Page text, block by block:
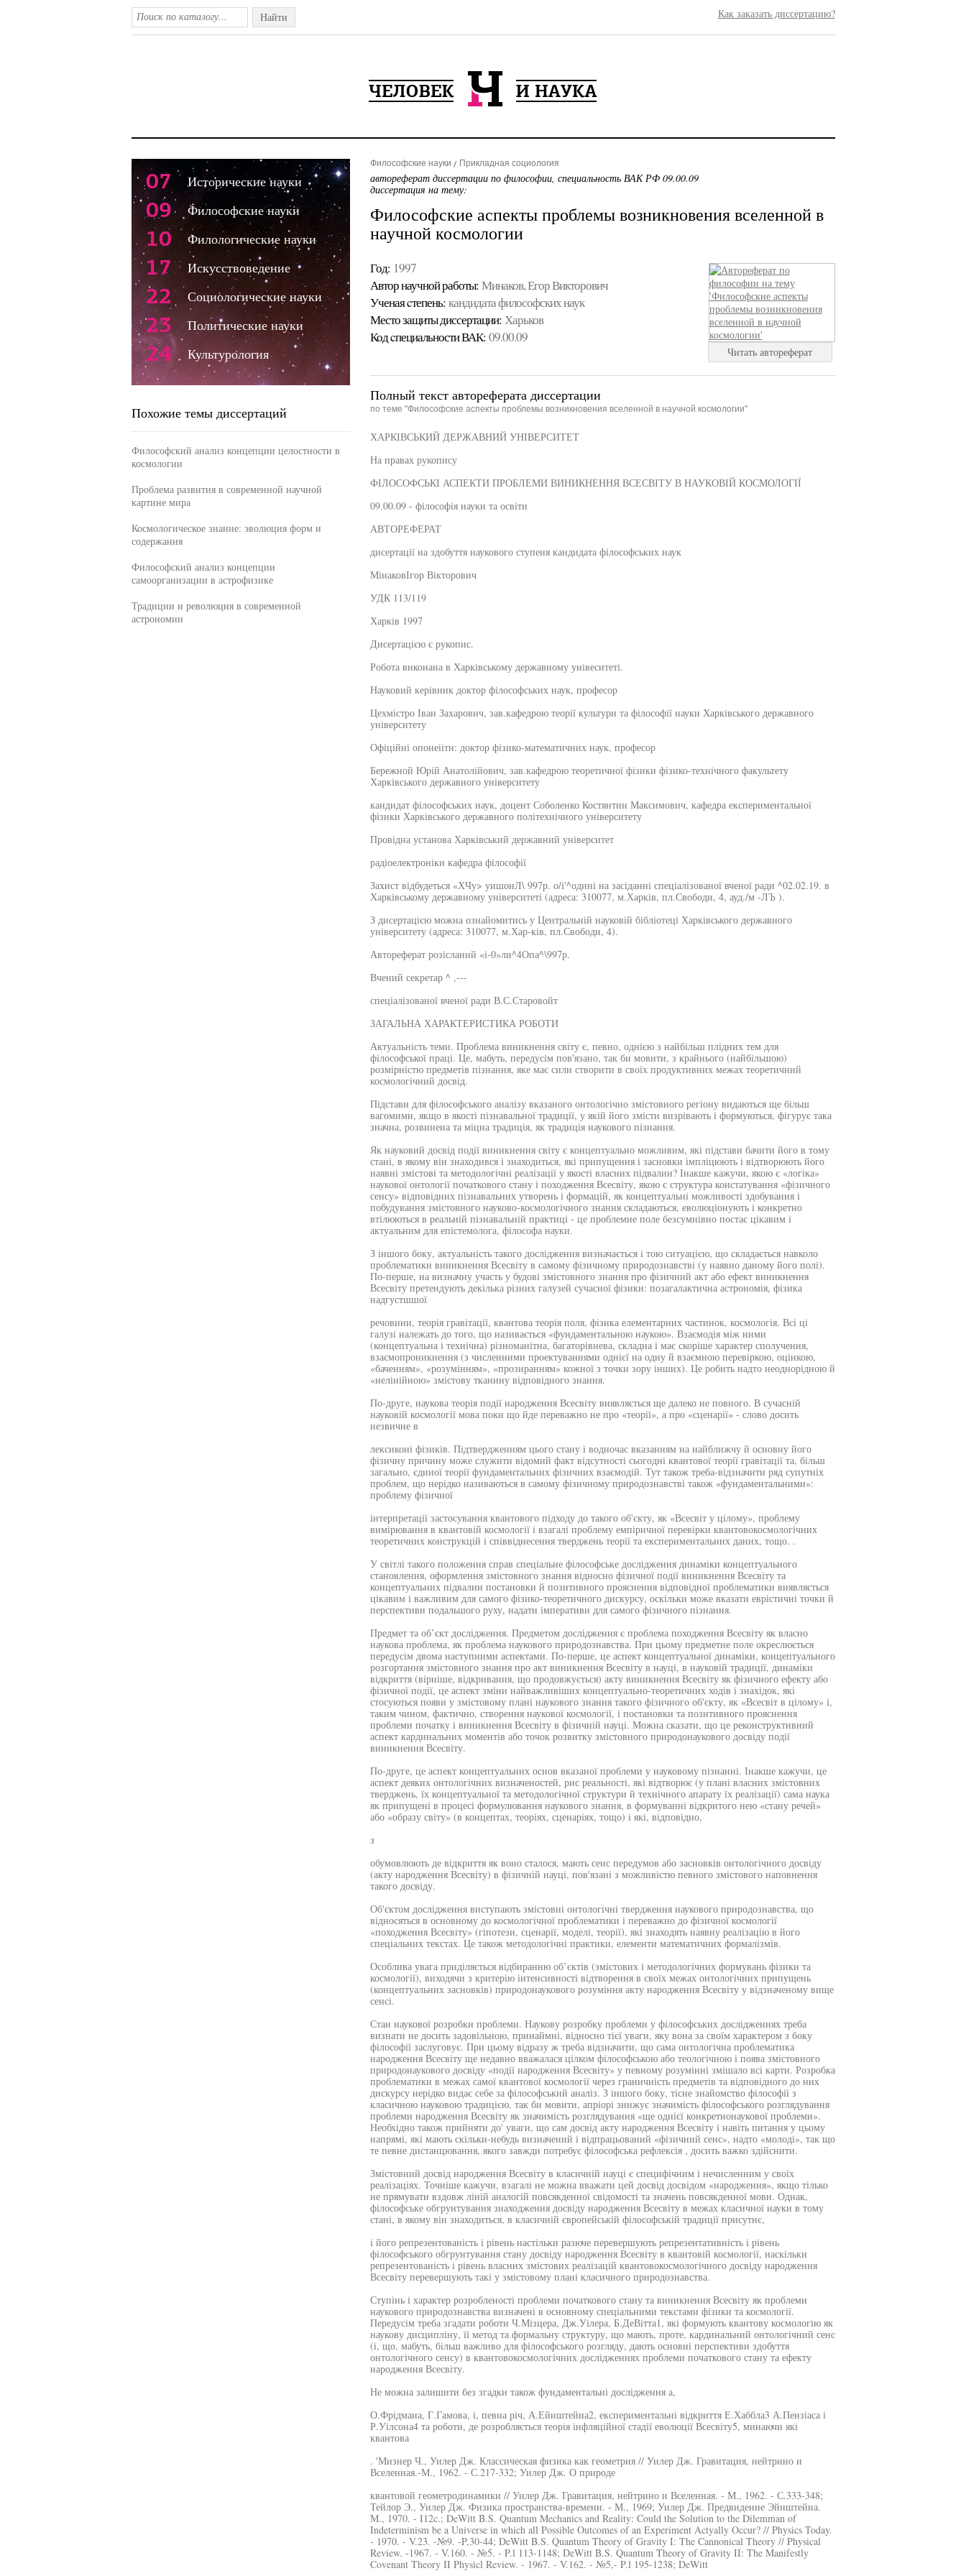
Найти Как заказать диссертацию?
Философские науки Прикладная социология
автореферат диссертации по философии, специальность ВАК РФ 09.00.09
диссертация на тему:
Философские аспекты проблемы возникновения вселенной в
научной космологии
Год: 1997
Автор научной работы: Минаков, Егор Викторович
Ученая cтепень: кандидата философских наук
Место защиты диссертации: Харьков
Код cпециальности ВАК: 09.00.09
Читать автореферат
Полный текст автореферата диссертации
по теме "Философские аспекты проблемы возникновения вселенной в научной космологии"
ХАРКІВСЬКИЙ ДЕРЖАВНИЙ УНІВЕРСИТЕТ
На правах рукопису
ФІЛОСОФСЬКІ АСПЕКТИ ПРОБЛЕМИ ВИНИКНЕННЯ ВСЕСВІТУ В НАУКОВІЙ КОСМОЛОГІЇ
09.00.09 - філософія науки та освіти
АВТОРЕФЕРАТ
дисертації на здобуття наукового ступеня кандидата філософських наук
МінаковІгор Вікторович
УДК 113/119
Харків 1997
Дисертацією є рукопис.
Робота виконана в Харківському державному унівеситеті.
Науковий керівник доктор філософських наук, професор
Цехмістро Іван Захарович, зав.кафедрою теорії культури та філософії науки Харківського державного
університету
Офіційні опонеіітн: доктор фізико-математичних наук, професор
Бережной Юрій Анатолійович, зав.кафедрою теоретичної фізики фізико-технічного факультету
Харківського державного університету
кандидат філософських наук, доцент Соболенко Костянтин Максимович, кафедра експериментальної
фізики Харківського державного політехнічного університету
Провідна установа Харківський державний університет
радіоелектроніки кафедра філософії
Захист відбудеться «ХЧу> уишонЛ\ 997р. о/і'^одині на засіданні спеціалізованої вченої ради ^02.02.19. в
Харківському державному університеті (адреса: 310077, м.Харків, пл.Свободи, 4, ауд./м -ЛЪ ).
З дисертацією можна ознайомитись у Центральній науковій бібліотеці Харківського державного
університету (адреса: 310077, м.Хар-ків, пл.Свободи, 4).
Автореферат розісланий «і-0»ли^4Опа^\997р.
Вчений секретар ^ ,---
спеціалізованої вченої ради В.С.Старовойт
ЗАГАЛЬНА ХАРАКТЕРИСТИКА РОБОТИ
Актуальність теми. Проблема виникнення світу є, певно, однією з найбільш плідних тем для
філософської праці. Це, мабуть, передусім пов'язано, так би мовити, з крайнього (найбільшою)
розмірністю предметів пізнання, яке має сили створити в своїх продуктивних межах теоретичний
космологічний досвід.
Підстави для філософського аналізу вказаного онтологічно змістовного регіону видаються ще більш
вагомими, якщо в якості пізнавальної традиції, у якій його змісти визрівають і формуються, фігурує така
значна, розвинена та міцна традиція, як традиція наукового пізнання.
Як науковий досвід події виникнення світу є концептуально можливим, які підстави бачити його в тому
стані, в якому він знаходився і знаходиться, які припущення і засновки імпліцюють і відтворюють його
наявні змістові та методологічні реалізації у якості власних підвалин? Інакше кажучи, якою є «логіка»
наукової онтології початкового стану і походження Всесвіту, якою є структура констатування «фізичного
сенсу» відповідних пізнавальних утворень і формацій, як концептуальні можливості здобування і
побудування змістовного науково-космологічного знання складаються, еволюціонують і конкретно
втілюються в реальній пізнавальній практиці - це проблемне поле безсумнівно постає цікавим і
актуальним для епістемолога, філософа науки.
З іншого боку, актуальність такого дослідження визначається і тою ситуацією, що складається навколо
проблематики виникнення Всесвіту в самому фізичному природознавстві (у наявно даному його полі).
По-перше, на визначну участь у будові змістовного знання про фізичний акт або ефект виникнення
Всесвіту претендують декілька різних галузей сучасної фізики: позагалактична астрономія, фізика
надгустшшої
речовини, теорія гравітації, квантова теорія поля, фізика елементарних частинок, космологія. Всі ці
галузі належать до того, що називається «фундаментальною наукою». Взаємодія між ними
(концептуальна і технічна) різноманітна, багаторівнева, складна і має скоріше характер сполучення,
взаємопроникнення (з численними проектуваннями однієї на одну й взаємною перевіркою, оцінкою,
«баченням», «розумінням», «прозиранням» кожної з точки зору інших). Це робить надто неоднорідною й
«нелінійною» змістову тканину відповідного знання.
По-друге, наукова теорія події народження Всесвіту виявляється ще далеко не повного. В сучасній
науковій космології мова поки що йде переважно не про «теорії», а про «сценарії» - слово досить
незвичне в
лексиконі фізиків. Підтвердженням цього стану і водночас вказанням на найближчу й основну його
фізичну причину може служити відомий факт відсутності сьогодні квантової теорії гравітації та, більш
загально, єдиної теорії фундаментальних фізичних взаємодій. Тут також треба-відзначити ряд супутніх
проблем, що нерідко називаються в самому фізичному природознавстві також «фундаментальними»:
проблему фізичної
інтерпретації застосування квантового підходу до такого об'єкту, як «Всесвіт у цілому», проблему
вимірювання в квантовій космології і взагалі проблему емпіричної перевірки квантовокосмологічних
теоретичних конструкцій і співвіднесення тверджень теорії та експериментальних даних, тощо. .
У світлі такого положення справ спеціальне філософське дослідження динаміки концептуального
становлення, оформлення змістовного знання відносно фізичної події виникнення Всесвіту та
концептуальних підвалин постановки й позитивного прояснення відповідної проблематики виявляється
цікавим і важливим для самого фізико-теоретичного дискурсу, оскільки може вказати еврістичні точки й
перспективи подальшого руху, надати імперативи для самого фізичного пізнання.
Предмет та об’єкт дослідження. Предметом дослідження є проблема походження Всесвіту як власно
наукова проблема, як проблема наукового природознавства. При цьому предметне поле окреслюється
передусім двома наступними аспектами. По-перше, це аспект концептуальної динаміки, концептуального
розгортання змістовного знання про акт виникнення Всесвіту в науці, в науковій традиції, динаміки
відкриття (вірніше, відкривання, що продовжується) акту виникнення Всесвіту як фізичного ефекту або
фізичної події, це аспект зміни найважливіших концептуально-теоретичних ходів і знахідок, які
стосуються появи у змістовому плані наукового знання такого фізичного об'єкту, як «Всесвіт в цілому» і,
таким чином, фактично, створення наукової космології, і постановки та позитивного прояснення
проблеми початку і виникнення Всесвіту в фізичній науці. Можна сказати, що це реконструктивний
аспект кардинальних моментів або точок розвитку змістовного природонаукового досвіду події
виникнення Всесвіту.
По-друге, це аспект концептуальних основ вказаної проблеми у науковому пізнанні. Інакше кажучи, це
аспект деяких онтологічних визначеностей, рис реальності, які відтворює (у плані власних змістовних
тверджень, їх концептуальної та методологічної структури й технічного апарату їх реалізації) сама наука
як припущені в процесі формулювання наукового знання, в формуванні відкритого нею «стану речей»
або «образу світу» (в концептах, теоріях, сценаріях, тощо) і які, відповідно,
з
обумовлюють де відкриття як воно сталося, мають сенс передумов або засновків онтологічного досвіду
(акту народження Всесвіту) в фізичній науці, пов'язані з можливістю певного змістового наповнення
такого досвіду.
Об'єктом дослідження виступають змістовні онтологічні твердження наукового природознавства, що
відносяться в основному до космологічної проблематики і переважно до фізичної космології
«походження Всесвіту» (гіпотези, сценарії, моделі, теорії), які знаходять наявну реалізацію в його
спеціальних текстах. Це також методологічні практики, елементи математичних формалізмів.
Особлива увага приділяється відбиранню об’єктів (змістових і методологічних формувань фізики та
космології), виходячи з критерію інтенсивності відтворення в своїх межах онтологічних припущень
(концептуальних засновків) природонаукового розуміння акту народження Всесвіту у відзначеному вище
сенсі.
Стан наукової розробки проблеми. Наукову розробку проблеми у філософських дослідженнях треба
визнати не досить задовільною, принаймні, відносно тієї уваги, яку вона за своїм характером з боку
філософії заслуговує. При цьому відразу ж треба відзначити, що сама онтологічна проблематика
народження Всесвіту ще недавно вважалася цілком філософською або теологічною і поява змістовного
природонаукового досвіду «події народження Всесвіту» у певному розумінні змішало всі карти. Розробка
проблематики в межах самої квантової космології через граничність предметів та відповідного до них
дискурсу нерідко видає себе за філософський аналіз. З іншого боку, тісне знайомство філософії з
класичною науковою традицією, так би мовити, апріорі знижує значимість філософського розглядування
проблеми народження Всесвіту як значимість розглядування «ще однієї конкретнонаукової проблеми».
Необхідно також прийняти до' уваги, що сам досвід акту народження Всесвіту і навіть питання у цьому
напрямі, які мають скільки-небудь визначений і відпрацьований «фізичний сенс», надто «молоді», так що
те певне дистанцювання, якого завжди потребує філософська рефлексія , досить важко здійснити.
Змістовний досвід народження Всесвіту в класичній науці є специфічним і нечисленним у своїх
реалізаціях. Точніше кажучи, взагалі не можна вважати цей досвід досвідом «народження», якщо тілько
не прямувати вздовж ліній аналогій повсякденної свідомості та значень повсякденної мови. Однак,
філософське обгрунтування знаходження досвіду народження Всесвіту в межах класичної науки в тому
стані, в якому він знаходиться, в класичній європейській філософській традиції присутнє,
і його репрезентованість і рівень настільки разюче перевершують репрезентативність і рівень
філософського обгрунтування стану досвіду народження Всесвіту в квантовій космології, наскільки
репрезентованість і рівень власних змістових реалізацій квантовокосмологічного досвіду народження
Всесвіту перевершують такі у змістовому плані класичного природознавства.
Ступінь і характер розробленості проблеми початкового стану та виникнення Всесвіту як проблеми
наукового природознавства визначені в основному спеціальними текстами фізики та космології.
Передусім треба згадати роботи Ч.Мізцера, Дж.Уілера, Б.ДеВітта1, які формують квантову космологію як
наукову дисципліну, її метод та формальну структуру, що мають, проте, кардинальний онтологічний сенс
(і, що, мабуть, більш важливо для філософського розгляду, дають основні перспективи здобуття
онтологічного сенсу) в квантовокосмологічних дослідженнях проблеми початкового стану та ефекту
народження Всесвіту.
Не можна залишити без згадки також фундаментальні дослідження а,
О.Фрідмана, Г.Гамова, і, певна річ, А.Ейнштейна2, експериментальні відкриття Е.Хаббла3 А.Пензіаса і
Р.Уілсона4 та роботи, де розробляється теорія інфляційної стадії еволюції Всесвіту5, минаючи які
квантова
. 'Мизнер Ч., Уилер Дж. Классическая физика как геометрия // Уилер Дж. Гравитация, нейтрино и
Вселенная.-М., 1962. - С.217-332; Уилер Дж. О природе
квантовой геометродинамики // Уилер Дж. Гравитация, нейтрино и Вселенная. - М., 1962. - С.333-348;
Тейлор Э., Уилер Дж. Физика пространства-времени. - М., 1969; Уилер Дж. Предвидение Эйнштейна.
М., 1970. - I12c.; DeWitt B.S. Quantum Mechanics and Reality: Could the Solution to the Dilemman of
Indeterminism be a Universe in which all Possible Outcomes of an Experiment Actyally Occur? // Physics Today.
- 1970. - V.23. -№9. -P,30-44; DeWitt B.S. Quantum Theory of Gravity I: The Cannonical Theory // Physical
Review. -1967. - V.160. - №5. - P.l 113-1148; DeWitt B.S. Quantum Theory of Gravity II: The Manifestly
Covenant Theory II Physicl Review. - 1967. - V.162. - №5,- P.l 195-1238; DeWitt
07 Исторические науки
09 Философские науки
10 Филологические науки
17 Искусствоведение
22 Социологические науки
23 Политические науки
24 Культурология
Похожие темы диссертаций
Философский анализ концепции целостности в
космологии
Проблема развития в современной научной
картине мира
Космологическое знание: эволюция форм и
содержания
Философский анализ концепции
самоорганизации в астрофизике
Традиции и революция в современной
астрономии